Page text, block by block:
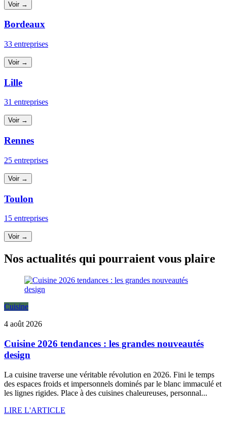
Voir →
Bordeaux
33 entreprises
Voir →
Lille
31 entreprises
Voir →
Rennes
25 entreprises
Voir →
Toulon
15 entreprises
Voir →
Nos actualités qui pourraient vous plaire
Cuisine
4 août 2026
Cuisine 2026 tendances : les grandes nouveautés
design
La cuisine traverse une véritable révolution en 2026. Fini le temps
des espaces froids et impersonnels dominés par le blanc immaculé et
les lignes rigides. Place à des cuisines chaleureuses, personnal...
LIRE L'ARTICLE